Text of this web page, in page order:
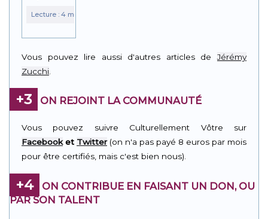
Vous pouvez lire aussi d'autres articles deJérémy
Zucchi
+3 ON REJOINT LA COMMUNAUTÉ
Vous pouvez suivre Culturellement Vôtre sur
Facebooket Twitter(on n'a pas payé 8 euros par mois
pour être certifiés, mais c'est bien nous).
+4
ON CONTRIBUE EN FAISANT UN DON, OU
PAR SON TALENT